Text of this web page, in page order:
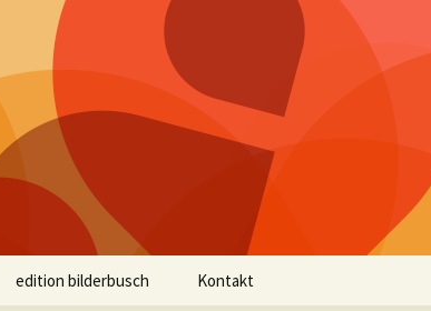
edition bilderbusch Kontakt